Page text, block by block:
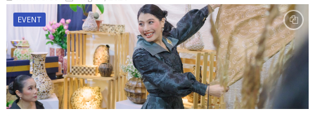
EVENT